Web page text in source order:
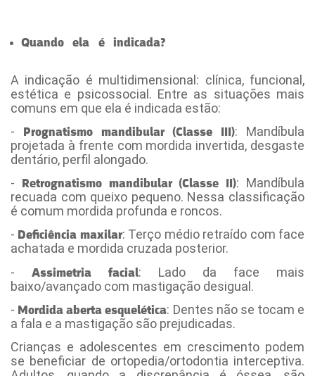
Quando ela é indicada?
A indicação é multidimensional: clínica, funcional,
estética e psicossocial. Entre as situações mais
comuns em que ela é indicada estão:
-
Prognatismo mandibular (Classe III): Mandíbula
projetada à frente com mordida invertida, desgaste
dentário, perfil alongado.
-
Retrognatismo mandibular (Classe II): Mandíbula
recuada com queixo pequeno. Nessa classificação
é comum mordida profunda e roncos.
- Deficiência maxilar: Terço médio retraído com face
achatada e mordida cruzada posterior.
- Assimetria facial: Lado da face mais
baixo/avançado com mastigação desigual.
- Mordida aberta esquelética: Dentes não se tocam e
a fala e a mastigação são prejudicadas.
Crianças e adolescentes em crescimento podem
se beneficiar de ortopedia/ortodontia interceptiva.